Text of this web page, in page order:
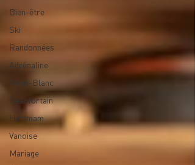
Bien-être
Ski
Randonnées
Adrénaline
Mont-Blanc
Beaufortain
Hammam
Vanoise
Mariage